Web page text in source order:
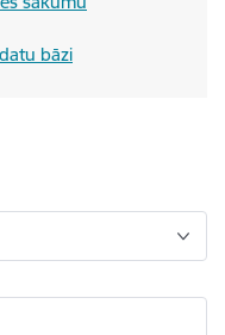
bāzi